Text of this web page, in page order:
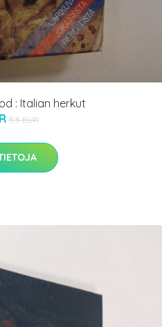
: Italian herkut
5.5 EUR